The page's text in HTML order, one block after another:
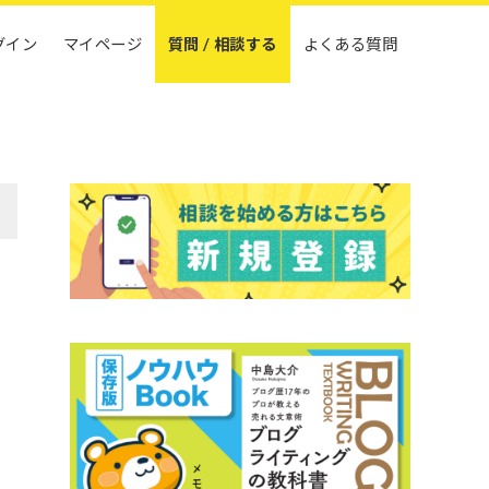
イン マイページ 質問 / 相談する よくある質問